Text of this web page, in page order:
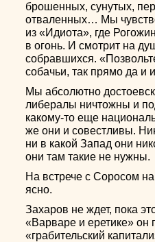
брошенных, сунутых,
отваленных… Мы
из «Идиота», где
в огонь. И смотрит на
собравшихся.
собачьи, так прямо да и
Мы абсолютно
либералы ничтожны и
какому-то еще
же они и совестливы.
ни в какой Запад они
они там такие не нужны.
На встрече с Соросом
ясно.
Захаров не ждет, пока
«Варваре и еретике» он
«грабительский